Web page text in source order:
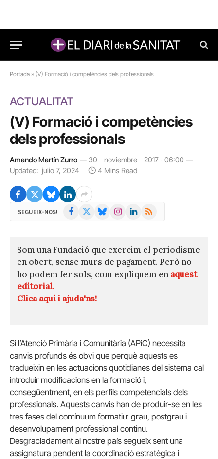
Portada » (V) Formació i competències dels professionals
ACTUALITAT
(V) Formació i competències
dels professionals
Amando Martín Zurro
30 - noviembre - 2017 · 06:00
Updated: julio 7, 2024 4 Mins Read
SEGUEIX-NOS! Facebook BlueskyInstagramLinkedIn
RSS
Som una Fundació que exercim el periodisme
en obert, sense murs de pagament. Però no
ho podem fer sols, com expliquem en aquest
editorial.
Clica aquí i ajuda'ns!
Si l’Atenció Primària i Comunitària (APiC) necessita
canvis profunds és obvi que perquè aquests es
tradueixin en les actuacions quotidianes del sistema cal
introduir modificacions en la formació i,
consegüentment, en els perfils competencials dels
professionals. Aquests canvis han de produir-se en les
tres fases del contínuum formatiu: grau, postgrau i
desenvolupament professional continu.
Desgraciadament al nostre país segueix sent una
assignatura pendent la coordinació estratègica i